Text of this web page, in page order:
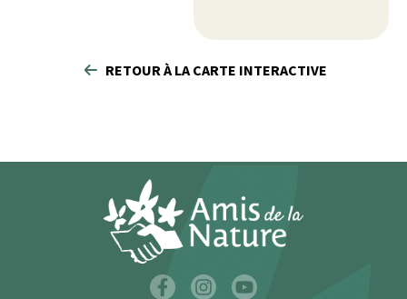
RETOUR À LA CARTE INTERACTIVE